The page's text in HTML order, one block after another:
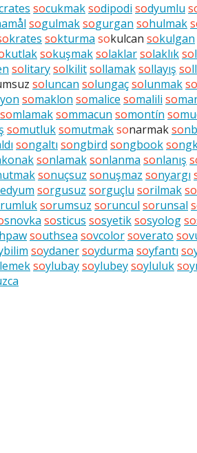
socukmaksodipodi sodyumlu
sogulmaksogurgan sohulmak
krates sokturma sokulcan sokulgan
kutlaksokuşmaksolaklarsolaklıkso
solitarysolkilitsollamaksollayış so
soluncan solungaçsolunmakso
somaklon somalice somalili so
somlamaksommacun somontín so
somutluksomutmaksonarmakso
songaltı songbird songbookso
sonlamaksonlanma sonlanış
sonuçsuz sonuşmaz sonyargı
sorgusuz sorguçlu sorilmakso
rumluksorumsuz soruncul sorunsal
snovka sosticus sosyetiksosyologso
southsea sovcolorsoverato so
soydanersoydurma soyfantı so
soylubaysoylubeysoylulukso